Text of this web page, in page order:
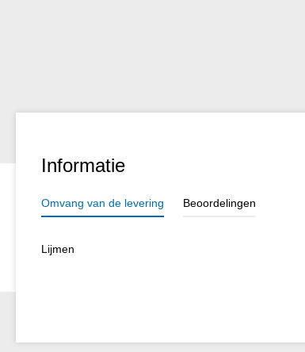
Informatie
Omvang van de levering Beoordelingen
Lijmen